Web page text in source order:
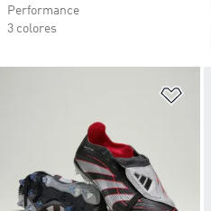
Performance
3 colores